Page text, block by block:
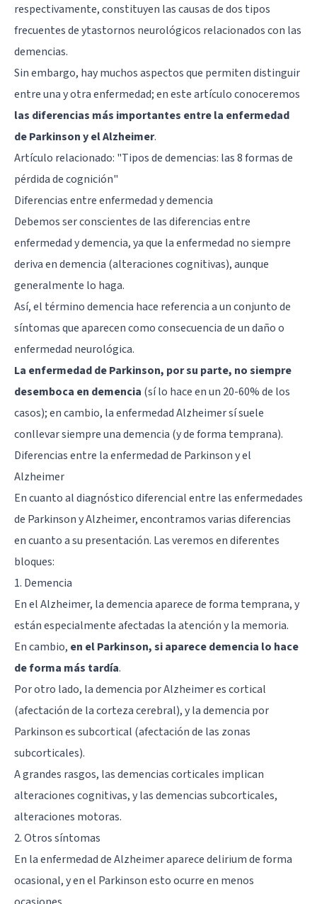
respectivamente, constituyen las causas de dos tipos
frecuentes de ytastornos neurológicos relacionados con las
demencias.
Sin embargo, hay muchos aspectos que permiten distinguir
entre una y otra enfermedad; en este artículo conoceremos
las diferencias más importantes entre la enfermedad
de Parkinson y el Alzheimer.
Artículo relacionado: "Tipos de demencias: las 8 formas de
pérdida de cognición"
Diferencias entre enfermedad y demencia
Debemos ser conscientes de las diferencias entre
enfermedad y demencia, ya que la enfermedad no siempre
deriva en demencia (alteraciones cognitivas), aunque
generalmente lo haga.
Así, el término demencia hace referencia a un conjunto de
síntomas que aparecen como consecuencia de un daño o
enfermedad neurológica.
La enfermedad de Parkinson, por su parte, no siempre
desemboca en demencia (sí lo hace en un 20-60% de los
casos); en cambio, la enfermedad Alzheimer sí suele
conllevar siempre una demencia (y de forma temprana).
Diferencias entre la enfermedad de Parkinson y el
Alzheimer
En cuanto al diagnóstico diferencial entre las enfermedades
de Parkinson y Alzheimer, encontramos varias diferencias
en cuanto a su presentación. Las veremos en diferentes
bloques:
1. Demencia
En el Alzheimer, la demencia aparece de forma temprana, y
están especialmente afectadas la atención y la memoria.
En cambio, en el Parkinson, si aparece demencia lo hace
de forma más tardía.
Por otro lado, la demencia por Alzheimer es cortical
(afectación de la corteza cerebral), y la demencia por
Parkinson es subcortical (afectación de las zonas
subcorticales).
A grandes rasgos, las demencias corticales implican
alteraciones cognitivas, y las demencias subcorticales,
alteraciones motoras.
2. Otros síntomas
En la enfermedad de Alzheimer aparece delirium de forma
ocasional, y en el Parkinson esto ocurre en menos